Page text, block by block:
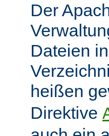
Der
Dateien
heißen
Direktive